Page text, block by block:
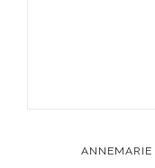
ANNEMARIE